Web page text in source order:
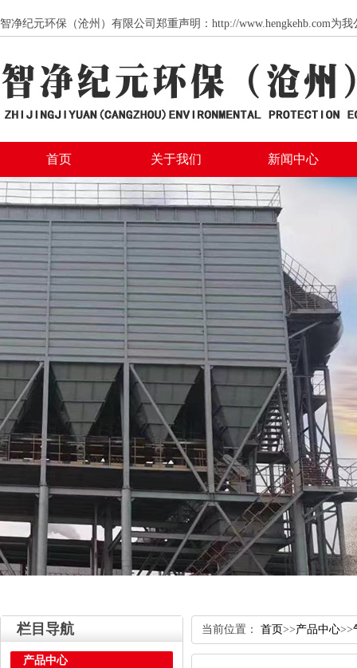
智净纪元环保（沧州）有限公司郑重声明：http://www.hengkehb.com
首页 关于我们 新闻中心
栏目导航
产品中心
当前位置： 首页>>产品中心>>